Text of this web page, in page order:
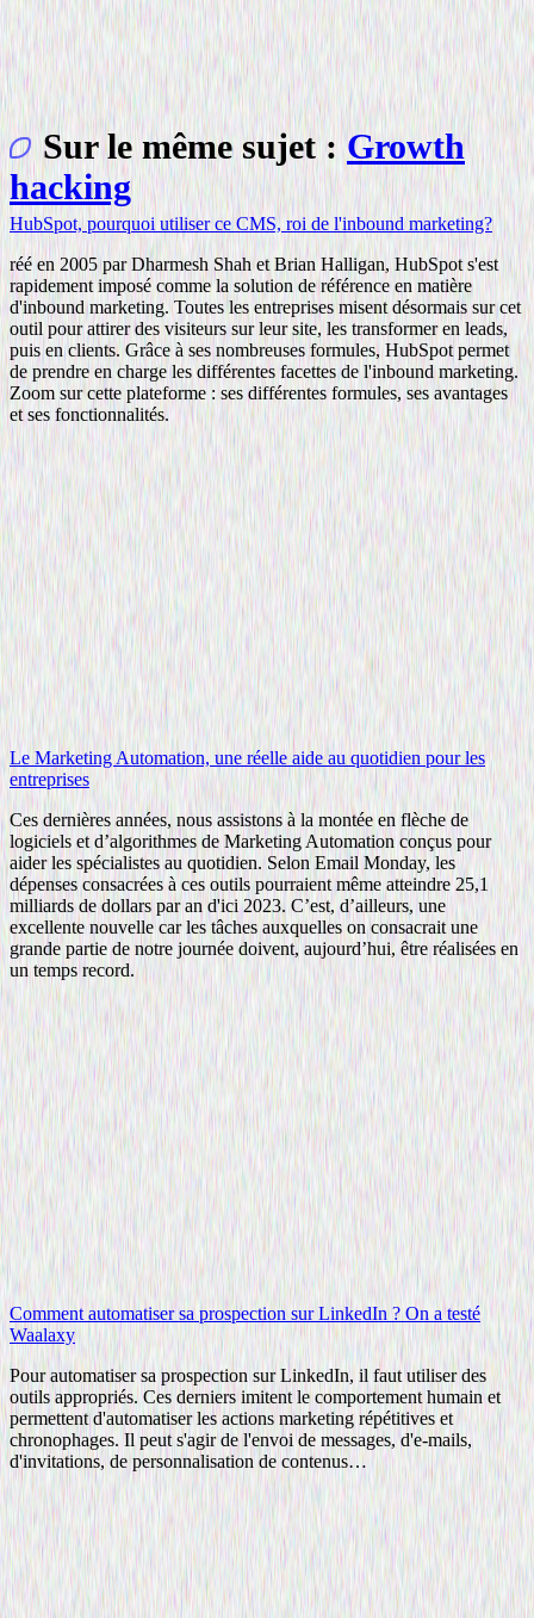
Sur le même sujet :Growth
hacking
HubSpot, pourquoi utiliser ce CMS, roi de l'inbound marketing?
réé en 2005 par Dharmesh Shah et Brian Halligan, HubSpot s'est
rapidement imposé comme la solution de référence en matière
d'inbound marketing. Toutes les entreprises misent désormais sur cet
outil pour attirer des visiteurs sur leur site, les transformer en leads,
puis en clients. Grâce à ses nombreuses formules, HubSpot permet
de prendre en charge les différentes facettes de l'inbound marketing.
Zoom sur cette plateforme : ses différentes formules, ses avantages
et ses fonctionnalités.
Le Marketing Automation, une réelle aide au quotidien pour les
entreprises
Ces dernières années, nous assistons à la montée en flèche de
logiciels et d’algorithmes de Marketing Automation conçus pour
aider les spécialistes au quotidien. Selon Email Monday, les
dépenses consacrées à ces outils pourraient même atteindre 25,1
milliards de dollars par an d'ici 2023. C’est, d’ailleurs, une
excellente nouvelle car les tâches auxquelles on consacrait une
grande partie de notre journée doivent, aujourd’hui, être réalisées en
un temps record.
Comment automatiser sa prospection sur LinkedIn ? On a testé
Waalaxy
Pour automatiser sa prospection sur LinkedIn, il faut utiliser des
outils appropriés. Ces derniers imitent le comportement humain et
permettent d'automatiser les actions marketing répétitives et
chronophages. Il peut s'agir de l'envoi de messages, d'e-mails,
d'invitations, de personnalisation de contenus…